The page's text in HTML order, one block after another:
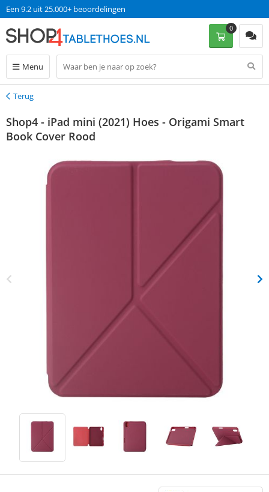
Een 9.2 uit 25.000+ beoordelingen
Menu
0
Terug
Terug
Shop4 - iPad mini (2021) Hoes - Origami Smart
Book Cover Rood